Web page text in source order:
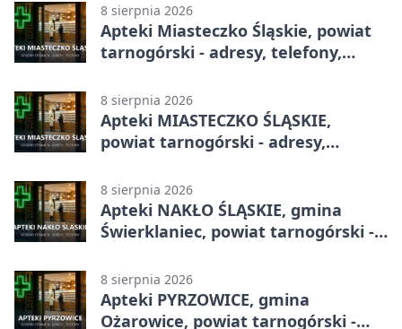
8 sierpnia 2026
Apteki Miasteczko Śląskie, powiat
tarnogórski - adresy, telefony,
8 sierpnia 2026
Apteki MIASTECZKO ŚLĄSKIE,
powiat tarnogórski - adresy,
8 sierpnia 2026
Apteki NAKŁO ŚLĄSKIE, gmina
Świerklaniec, powiat tarnogórski -
8 sierpnia 2026
Apteki PYRZOWICE, gmina
Ożarowice, powiat tarnogórski -